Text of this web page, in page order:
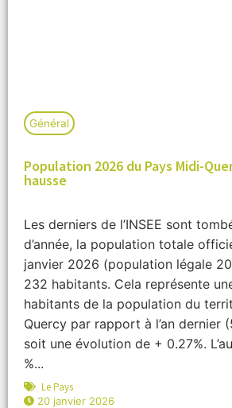
Général
Population 2026 du Pays Midi-
hausse
Les derniers de l’INSEE sont
d’année, la population totale
janvier 2026 (population légale
232 habitants. Cela représente
habitants de la population du
Quercy par rapport à l’an dernier
soit une évolution de + 0.27%.
%...
Le Pays
20 janvier 2026